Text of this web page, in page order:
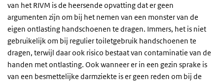
van het RIVM is de heersende opvatting dat er geen
argumenten zijn om bij het nemen van een monster van de
eigen ontlasting handschoenen te dragen. Immers, het is niet
gebruikelijk om bij regulier toiletgebruik handschoenen te
dragen, terwijl daar ook risico bestaat van contaminatie van de
handen met ontlasting. Ook wanneer er in een gezin sprake is
van een besmettelijke darmziekte is er geen reden om bij de